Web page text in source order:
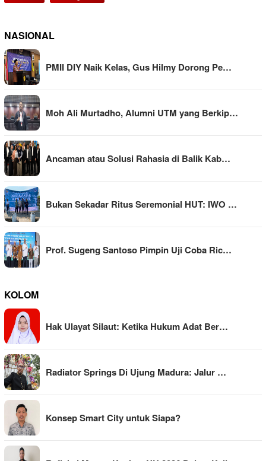
NASIONAL
PMII DIY Naik Kelas, Gus Hilmy Dorong Pe…
Moh Ali Murtadho, Alumni UTM yang Berkip…
Ancaman atau Solusi Rahasia di Balik Kab…
Bukan Sekadar Ritus Seremonial HUT: IWO …
Prof. Sugeng Santoso Pimpin Uji Coba Ric…
KOLOM
Hak Ulayat Silaut: Ketika Hukum Adat Ber…
Radiator Springs Di Ujung Madura: Jalur …
Konsep Smart City untuk Siapa?